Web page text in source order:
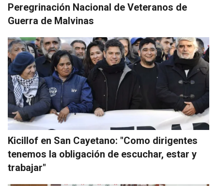
Peregrinación Nacional de Veteranos de
Guerra de Malvinas
Kicillof en San Cayetano: "Como dirigentes
tenemos la obligación de escuchar, estar y
trabajar"